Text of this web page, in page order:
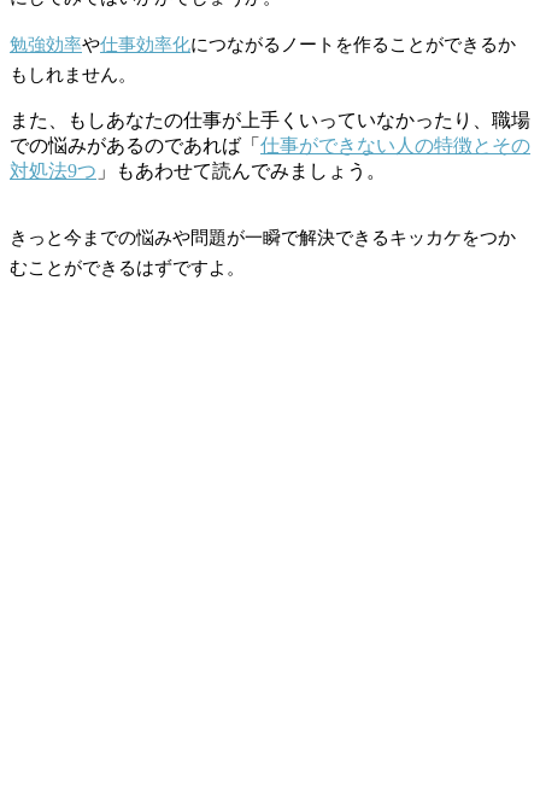
勉強効率や仕事効率化につながるノートを作ることができるか
もしれません。
また、もしあなたの仕事が上手くいっていなかったり、職場
での悩みがあるのであれば「 仕事ができない人の特徴とその
対処法9つ 」もあわせて読んでみましょう。
きっと今までの悩みや問題が一瞬で解決できるキッカケをつか
むことができるはずですよ。